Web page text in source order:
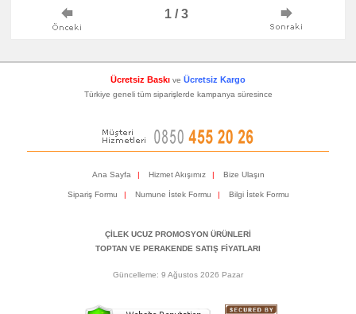
1 / 3
Ücretsiz Baskı ve Ücretsiz Kargo
Türkiye geneli tüm siparişlerde kampanya süresince
Ana Sayfa Hizmet Akışımız Bize Ulaşın
Sipariş Formu Numune İstek Formu Bilgi İstek Formu
ÇİLEK UCUZ PROMOSYON ÜRÜNLERİ
TOPTAN VE PERAKENDE SATIŞ FİYATLARI
Güncelleme: 9 Ağustos 2026 Pazar